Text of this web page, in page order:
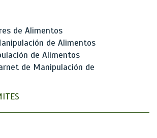
de Alimentos
de Alimentos
de Alimentos
de Manipulación de